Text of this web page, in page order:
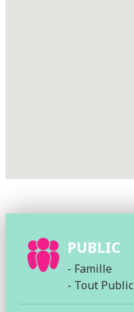
PUBLIC
- Famille
- Tout Public